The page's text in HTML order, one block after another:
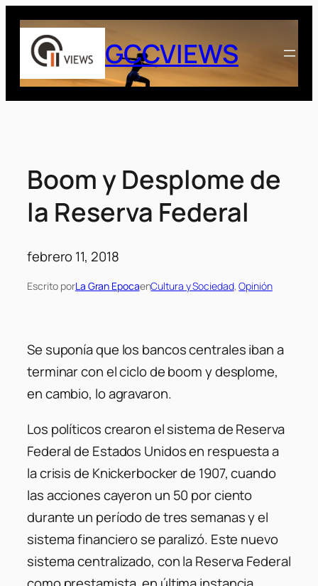
Saltar
contenido
GCCVIEWS
Boom y Desplome de
la Reserva Federal
febrero 11, 2018
Escrito porLa Gran EpocaenCultura y Sociedad, Opinión
Se suponía que los bancos centrales iban a
terminar con el ciclo de boom y desplome,
en cambio, lo agravaron.
Los políticos crearon el sistema de Reserva
Federal de Estados Unidos en respuesta a
la crisis de Knickerbocker de 1907, cuando
las acciones cayeron un 50 por ciento
durante un período de tres semanas y el
sistema financiero se paralizó. Este nuevo
sistema centralizado, con la Reserva Federal